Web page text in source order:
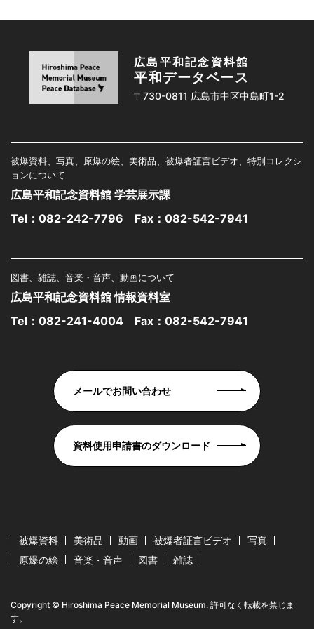
広島平和記念資料館
平和データベース
〒730-0811 広島市中区中島町1-2
被爆資料、写真、原爆の絵、美術品、被爆者証言ビデオ、特別コレクシ
ョンについて
広島平和記念資料館 学芸展示課
Tel： 082-242-7796 Fax：082-542-7941
図書、雑誌、音楽・音声、動画について
広島平和記念資料館 情報資料室
Tel： 082-241-4004 Fax：082-542-7941
メールでお問い合わせ
資料使用申請書のダウンロード
被爆資料 美術品 動画 被爆者証言ビデオ
写真
原爆の絵
音楽・音声 図書 雑誌
Copyright © Hiroshima Peace Memorial Museum. 許可なく転載を禁じま
す。